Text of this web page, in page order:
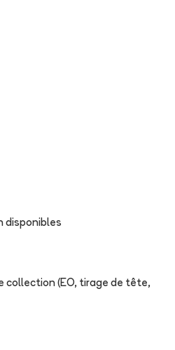
disponibles
collection (EO, tirage de tête,